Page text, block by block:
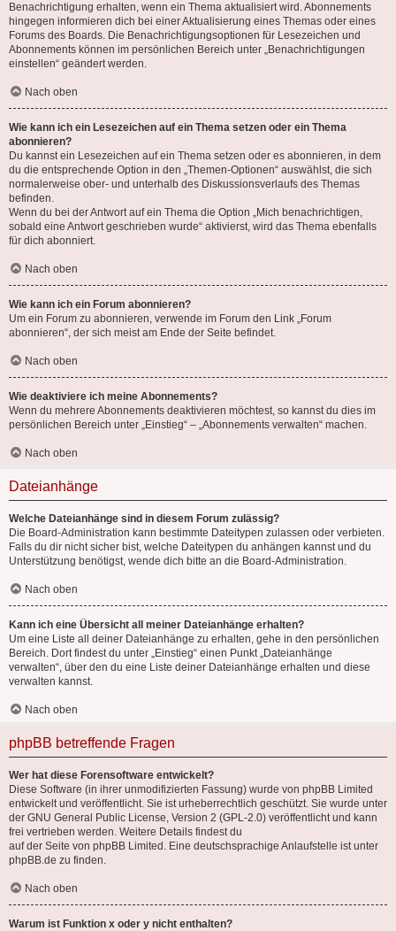
Benachrichtigung erhalten, wenn ein Thema aktualisiert wird. Abonnements
hingegen informieren dich bei einer Aktualisierung eines Themas oder eines
Forums des Boards. Die Benachrichtigungsoptionen für Lesezeichen und
Abonnements können im persönlichen Bereich unter „Benachrichtigungen
einstellen“ geändert werden.
Nach oben
Wie kann ich ein Lesezeichen auf ein Thema setzen oder ein Thema
abonnieren?
Du kannst ein Lesezeichen auf ein Thema setzen oder es abonnieren, in dem
du die entsprechende Option in den „Themen-Optionen“ auswählst, die sich
normalerweise ober- und unterhalb des Diskussionsverlaufs des Themas
befinden.
Wenn du bei der Antwort auf ein Thema die Option „Mich benachrichtigen,
sobald eine Antwort geschrieben wurde“ aktivierst, wird das Thema ebenfalls
für dich abonniert.
Nach oben
Wie kann ich ein Forum abonnieren?
Um ein Forum zu abonnieren, verwende im Forum den Link „Forum
abonnieren“, der sich meist am Ende der Seite befindet.
Nach oben
Wie deaktiviere ich meine Abonnements?
Wenn du mehrere Abonnements deaktivieren möchtest, so kannst du dies im
persönlichen Bereich unter „Einstieg“ – „Abonnements verwalten“ machen.
Nach oben
Dateianhänge
Welche Dateianhänge sind in diesem Forum zulässig?
Die Board-Administration kann bestimmte Dateitypen zulassen oder verbieten.
Falls du dir nicht sicher bist, welche Dateitypen du anhängen kannst und du
Unterstützung benötigst, wende dich bitte an die Board-Administration.
Nach oben
Kann ich eine Übersicht all meiner Dateianhänge erhalten?
Um eine Liste all deiner Dateianhänge zu erhalten, gehe in den persönlichen
Bereich. Dort findest du unter „Einstieg“ einen Punkt „Dateianhänge
verwalten“, über den du eine Liste deiner Dateianhänge erhalten und diese
verwalten kannst.
Nach oben
phpBB betreffende Fragen
Wer hat diese Forensoftware entwickelt?
Diese Software (in ihrer unmodifizierten Fassung) wurde von phpBB Limited
entwickelt und veröffentlicht. Sie ist urheberrechtlich geschützt. Sie wurde unter
der GNU General Public License, Version 2 (GPL-2.0) veröffentlicht und kann
frei vertrieben werden. Weitere Details findest du
auf der Seite von phpBB Limited . Eine deutschsprachige Anlaufstelle ist unter
phpBB.de zu finden.
Nach oben
Warum ist Funktion x oder y nicht enthalten?